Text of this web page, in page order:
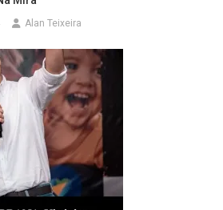
Alan Teixeira